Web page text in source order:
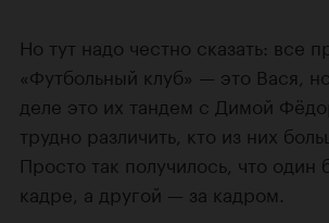
Но тут надо честно сказать: все
«Футбольный клуб» — это Вася,
деле это их тандем с Димой
трудно различить, кто из них
Просто так получилось, что один
кадре, а другой — за кадром.